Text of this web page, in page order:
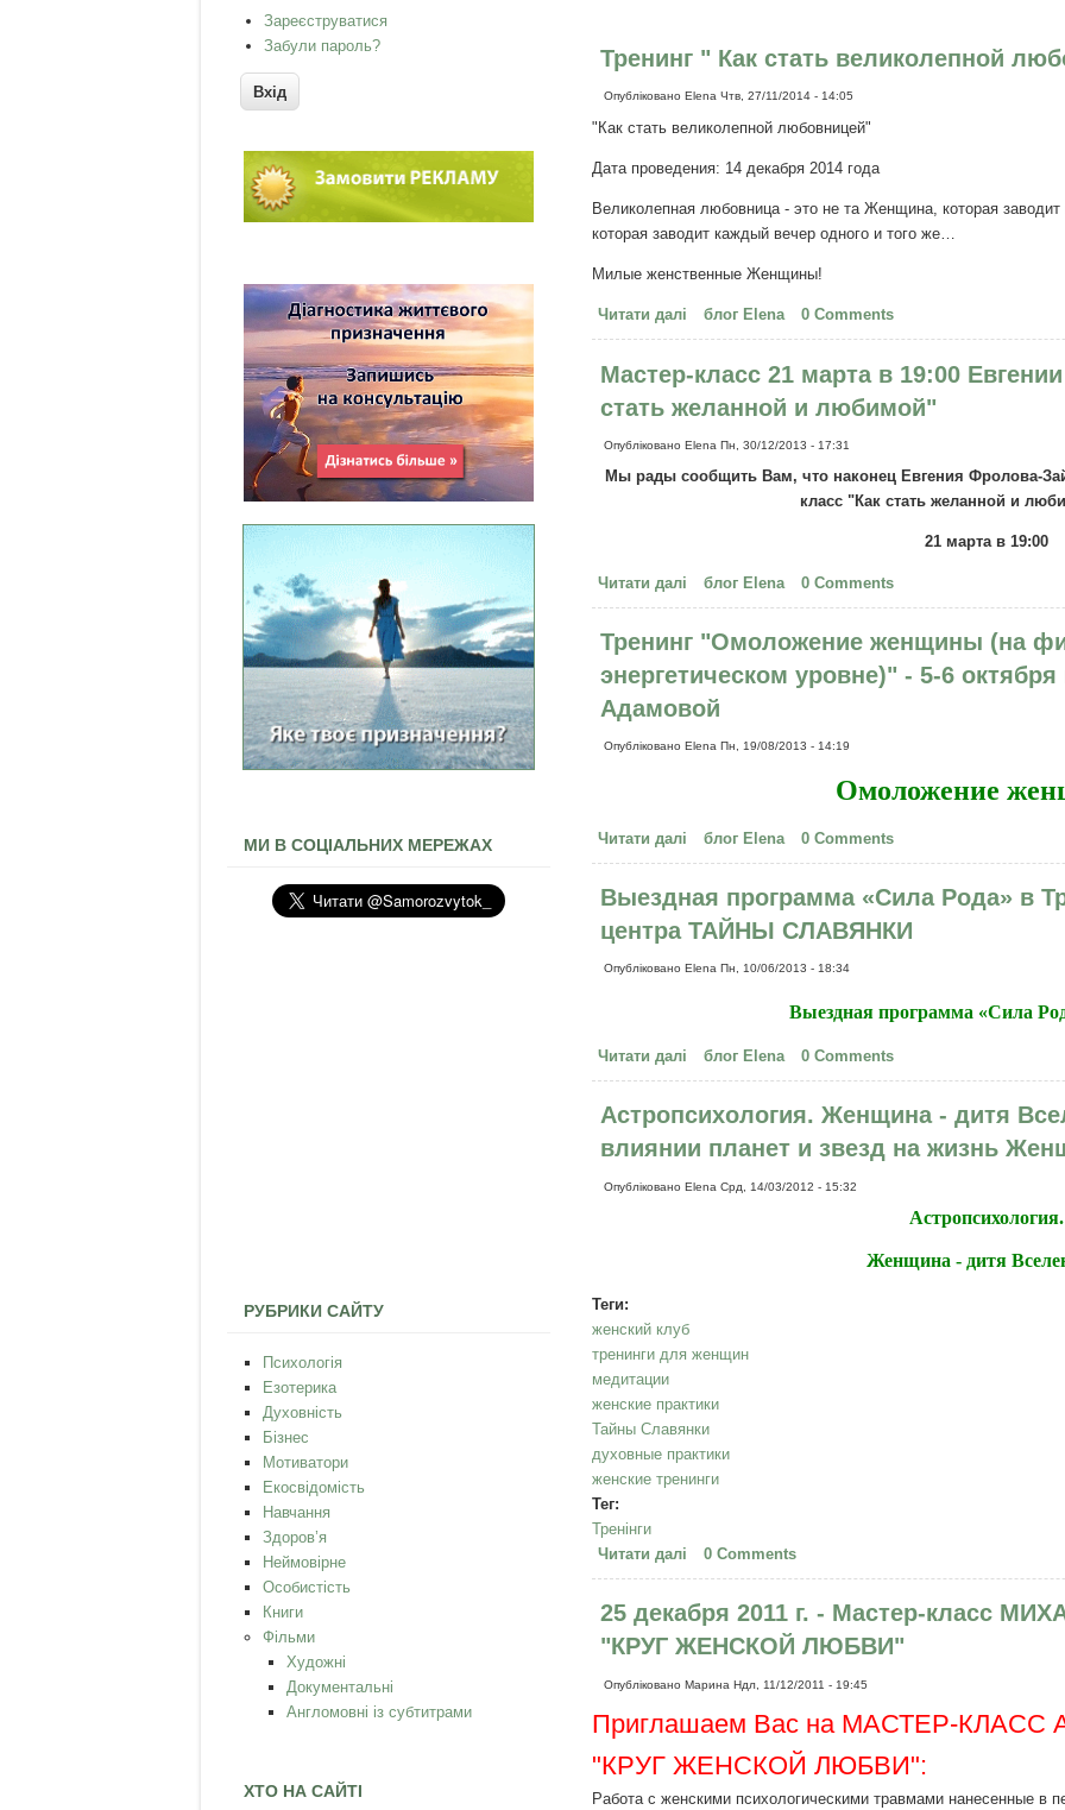
Тренинг " Как стать великолепной
Опубліковано Elena Чтв, 27/11/2014 - 14:05
"Как стать великолепной любовницей"
Дата проведения: 14 декабря 2014 года
Великолепная любовница - это не та Женщина, которая
которая заводит каждый вечер одного и того же…
Милые женственные Женщины!
Читати далі про Тренинг " Как стать великолепной
блог Elena 0 Comments
Мастер-класс 21 марта в 19:00
стать желанной и любимой"
ОпублікованоElena Пн, 30/12/2013 - 17:31
Мы рады сообщить Вам, что наконец Евгения Фролова-
класс "Как стать желанной и
21 марта в 19:00
Читати далі про Мастер-класс 21 марта в 19:00 Евгении
любимой"
блог Elena 0 Comments
Тренинг "Омоложение женщины (на
энергетическом уровне)" - 5-6 октября
Адамовой
ОпублікованоElena Пн, 19/08/2013 - 14:19
Омоложение
Читати далі про Тренинг "Омоложение женщины (на
октября в г. Киеве от Евгении Адамовой
блог Elena 0 Comments
Выездная программа «Сила Рода» в
центра ТАЙНЫ СЛАВЯНКИ
Опубліковано Elena Пн, 10/06/2013 - 18:34
Выездная программа «Сила
Читати далі про Выездная программа «Сила Рода» в
СЛАВЯНКИ
блог Elena 0 Comments
Астропсихология. Женщина - дитя
влиянии планет и звезд на жизнь
ОпублікованоElena Срд, 14/03/2012 - 15:32
Астропсихология.
Женщина - дитя
Теги:
женский клуб
тренинги для женщин
медитации
женские практики
Тайны Славянки
духовные практики
женские тренинги
Тег:
Тренінги
Читати далі про Астропсихология. Женщина - дитя
звезд на жизнь Женщины.
0 Comments
25 декабря 2011 г. - Мастер-класс
"КРУГ ЖЕНСКОЙ ЛЮБВИ"
ОпублікованоМарина Ндл, 11/12/2011 - 19:45
Приглашаем Вас на МАСТЕР-КЛАСС
"КРУГ ЖЕНСКОЙ ЛЮБВИ":
Работа с женскими психологическими травмами нанесенные в
Зареєструватися
Забули пароль?
МИ В СОЦІАЛЬНИХ МЕРЕЖАХ
РУБРИКИ САЙТУ
Психологія
Езотерика
Духовність
Бізнес
Мотиватори
Екосвідомість
Навчання
Здоров’я
Неймовірне
Особистість
Книги
Фільми
Художні
Документальні
Англомовні із субтитрами
ХТО НА САЙТІ